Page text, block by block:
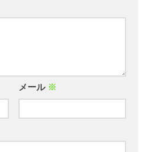
メール ※